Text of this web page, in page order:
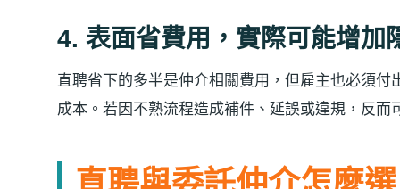
4. 表面省費用，實際可能增加
直聘省下的多半是仲介相關費用，但雇主也必須
成本。若因不熟流程造成補件、延誤或違規，反